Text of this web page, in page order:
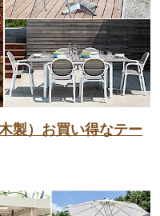
製）お買い得なテー